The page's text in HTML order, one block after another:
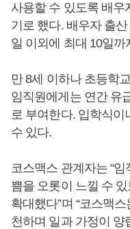
사용할 수 있도록 배
기로 했다. 배우자 출
일 이외에 최대 10일
만 8세 이하나 초등학
임직원에게는 연간 유
로 부여한다. 입학식이
수 있다.
코스맥스 관계자는 “
쁨을 오롯이 느낄 수
확대했다”며 “코스맥
천하며 일과 가정이 양